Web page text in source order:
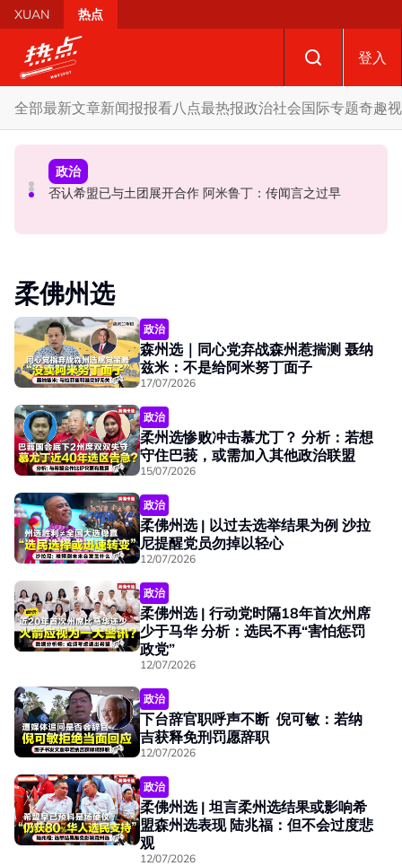
Skip to main content
XUAN 热点
登入
全部最新文章新闻报报看八点最热报政治社会国际专题奇趣
政治
疑暗批国阵国盟合作乱象 阿兹敏暖心喊话雪大臣“我永远支
政治
对行动党是否续留中央“静观其变” 伊党老二：未接获加入
政治
否认希盟已与土团展开合作 阿米鲁丁：传闻言之过早
柔佛州选
政治
森州选｜同心党弃战森州惹揣测 聂纳
兹米：不是给阿米努丁面子
17/07/2026
政治
柔州选惨败冲击慕尤丁？ 分析：若想
守住巴莪，或需加入其他政治联盟
15/07/2026
政治
柔佛州选 | 以过去选举结果为例 沙拉
尼提醒党员勿掉以轻心
12/07/2026
政治
柔佛州选 | 行动党时隔18年首次州席
少于马华 分析：选民不再“害怕惩罚
政党”
12/07/2026
政治
下台辞官职呼声不断 倪可敏：若纳
吉获释免刑罚愿辞职
12/07/2026
政治
柔佛州选 | 坦言柔州选结果或影响希
盟森州选表现 陆兆福：但不会过度悲
观
12/07/2026